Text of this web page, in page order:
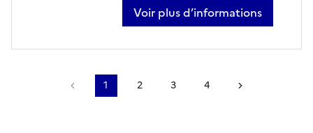
Voir plus d’informations
sur armando parrottino
Page précédente
1 2 3 4